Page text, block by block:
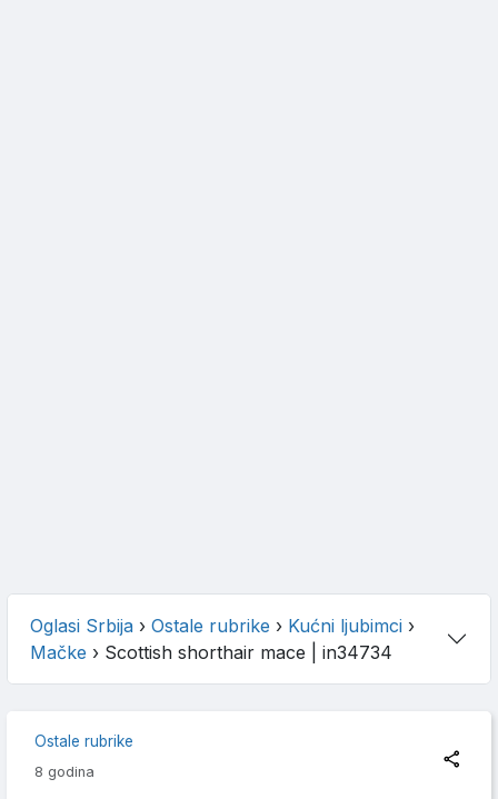
Oglasi Srbija › Ostale rubrike › Kućni ljubimci ›
Mačke › Scottish shorthair mace | in34734
Ostale rubrike
8 godina